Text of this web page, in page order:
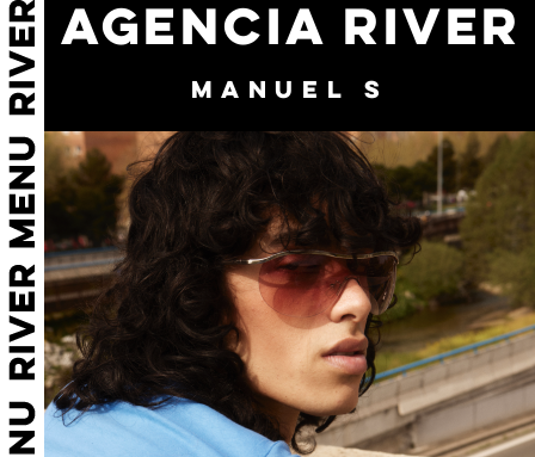
AGENCIA RIVER
MANUEL S